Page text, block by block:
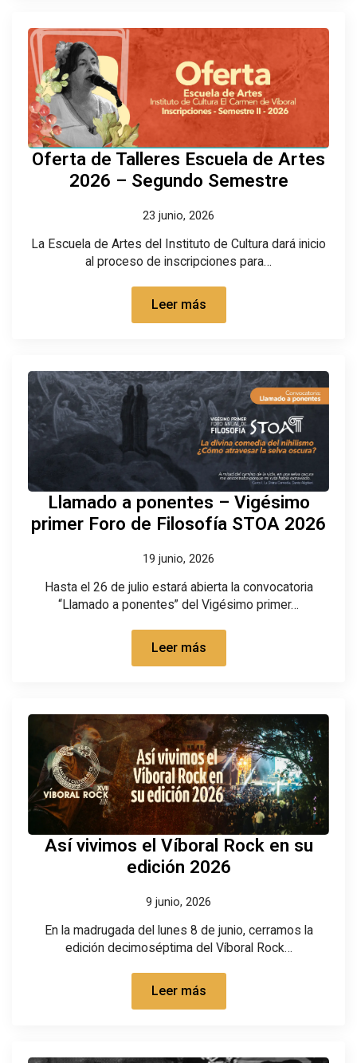
Oferta de Talleres Escuela de Artes
2026 – Segundo Semestre
23 junio, 2026
La Escuela de Artes del Instituto de Cultura dará inicio
al proceso de inscripciones para…
Leer más
Llamado a ponentes – Vigésimo
primer Foro de Filosofía STOA 2026
19 junio, 2026
Hasta el 26 de julio estará abierta la convocatoria
“Llamado a ponentes” del Vigésimo primer…
Leer más
Así vivimos el Víboral Rock en su
edición 2026
9 junio, 2026
En la madrugada del lunes 8 de junio, cerramos la
edición decimoséptima del Víboral Rock…
Leer más